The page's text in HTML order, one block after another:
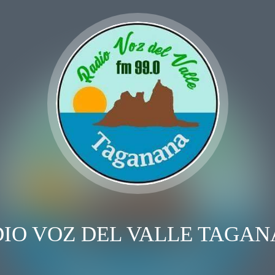
VOZ DEL VALLE